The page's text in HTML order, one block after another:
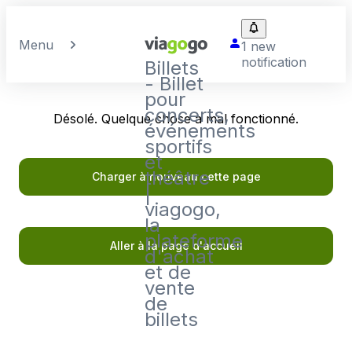
Menu
Billets
- Billet
pour
concerts,
événements
sportifs
et
théâtre
|
viagogo,
la
plateforme
d'achat
et de
vente
de
billets
1 new
notification
Désolé. Quelque chose a mal fonctionné.
Charger à nouveau cette page
Aller à la page d'accueil